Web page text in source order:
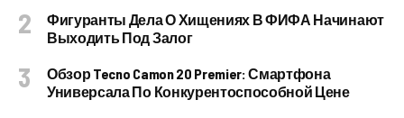
Фигуранты Дела О Хищениях В ФИФА Начинают
Выходить Под Залог
Обзор Tecno Camon 20 Premier: Смартфона
Универсала По Конкурентоспособной Цене